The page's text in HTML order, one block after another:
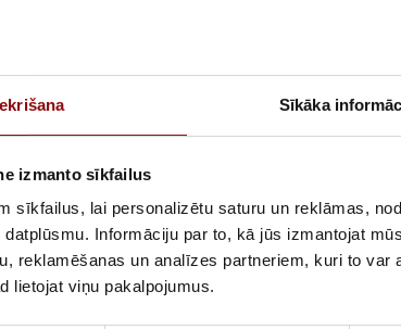
Sīkāka
izmanto sīkfailus
sīkfailus, lai personalizētu saturu un reklāmas,
datplūsmu. Informāciju par to, kā jūs izmantojat
reklamēšanas un analīzes partneriem, kuri to
lietojat viņu pakalpojumus.